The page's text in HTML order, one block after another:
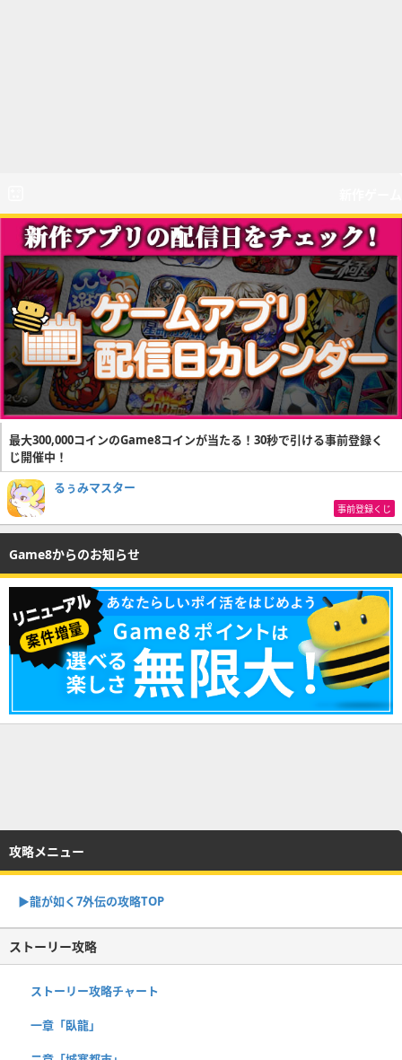
最大300,000コインのGame8コインが当たる！30秒で引ける事前登録く
じ開催中！
るぅみマスター
事前登録くじ
Game8からのお知らせ
攻略メニュー
▶︎龍が如く7外伝の攻略TOP
ストーリー攻略
ストーリー攻略チャート
一章「臥龍」